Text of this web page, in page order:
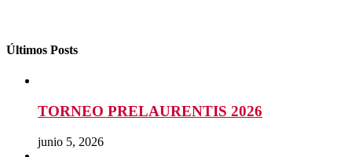
Últimos Posts
TORNEO PRELAURENTIS 2026
junio 5, 2026